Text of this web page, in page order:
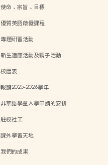
使命、宗旨、目標
優質英語啟發課程
專題研習活動
新生適應活動及親子活動
校曆表
報讀2025-2026學年
非華語學童入學申請的安排
駐校社工
課外學習天地
我們的成果